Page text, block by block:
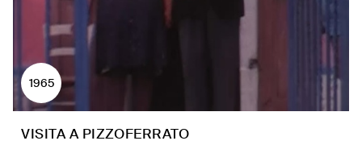
1965
VISITA A PIZZOFERRATO